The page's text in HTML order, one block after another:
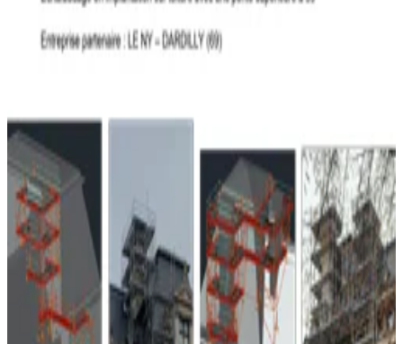
Échelles et escaliers d'accès intégrés
Remplacement de couverture complète
02
Réparation
Interventions ponctuelles sur toiture
Zinguerie
Pose de gouttières et éléments zinc